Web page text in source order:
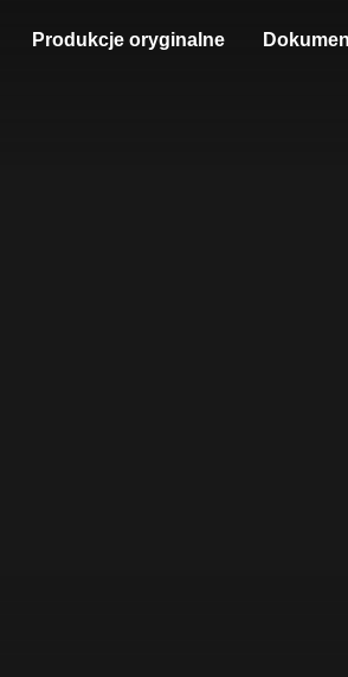
Produkcje oryginalne